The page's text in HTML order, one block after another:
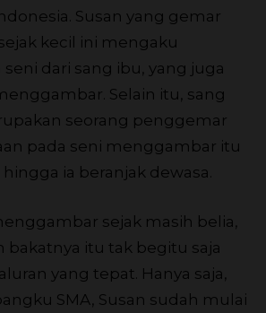
Susan yang gemar
kecil ini mengaku
dari sang ibu, yang juga
Selain itu, sang
seorang penggemar
pada seni menggambar itu
ia beranjak dewasa.
sejak masih belia,
bakatnya itu tak begitu saja
yang tepat. Hanya saja,
SMA, Susan sudah mulai